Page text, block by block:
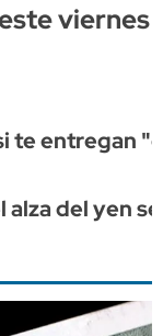
viernes
te entregan
alza del yen